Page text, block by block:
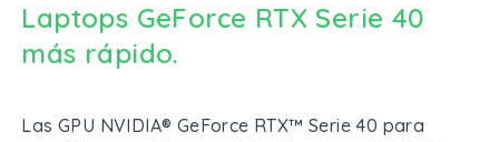
Laptops GeForce RTX Serie 40
más rápido.
Las GPU NVIDIA® GeForce RTX™ Serie 40 para